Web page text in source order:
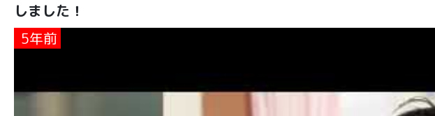
しました！
5年前